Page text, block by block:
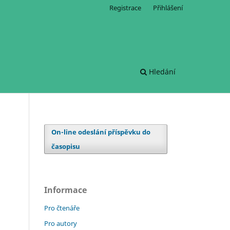
Hledání
Registrace Přihlášení
On-line odeslání příspěvku do
časopisu
Informace
Pro čtenáře
Pro autory